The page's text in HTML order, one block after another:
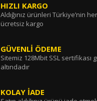
HIZLI KARGO
Aldığınız ürünleri Türkiye’nin
ücretsiz kargo
GÜVENLİ ÖDEME
Sitemiz 128Mbit SSL sertifikası
altındadır
KOLAY İADE